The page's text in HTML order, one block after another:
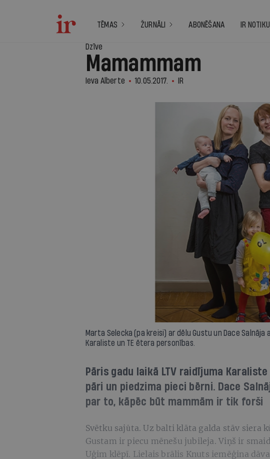
TĒMAS ŽURNĀLI ABONĒŠANA IR
Dzīve
Mamammam
Ieva Alberte 10.05.2017. IR
Marta Selecka (pa kreisi) ar dēlu Gustu un Dace
Karaliste un TE ētera personības.
Pāris gadu laikā LTV raidījuma
pāri un piedzima pieci bērni. Dace
par to, kāpēc būt mammām ir tik forši
Svētku sajūta. Uz balti klāta galda stāv siera
Gustam ir piecu mēnešu jubileja. Viņš ir
Uģim klēpī. Lielais brālis Knuts iemēģina